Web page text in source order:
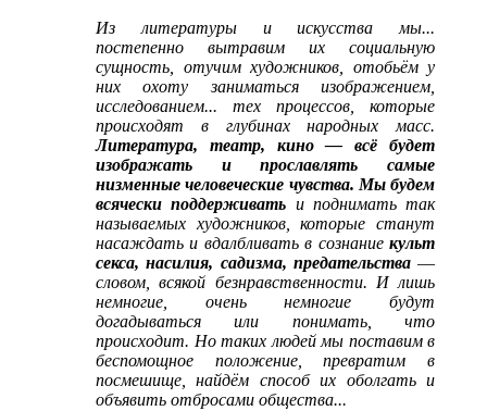
Из литературы и искусства мы...
постепенно вытравим их социальную
сущность, отучим художников, отобьём у
них охоту заниматься изображением,
исследованием... тех процессов, которые
происходят в глубинах народных масс.
Литература, театр, кино ― всё будет
изображать и прославлять самые
низменные человеческие чувства. Мы будем
всячески поддерживать и поднимать так
называемых художников, которые станут
насаждать и вдалбливать в сознание культ
секса, насилия, садизма, предательства―
словом, всякой безнравственности. И лишь
немногие, очень немногие будут
догадываться или понимать, что
происходит. Но таких людей мы поставим в
беспомощное положение, превратим в
посмешище, найдём способ их оболгать и
объявить отбросами общества...